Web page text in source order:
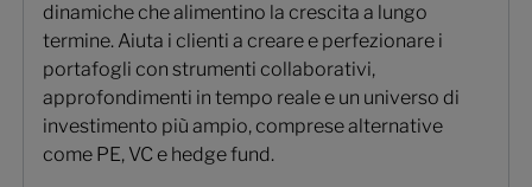
dinamiche che alimentino la crescita a lungo
termine. Aiuta i clienti a creare e perfezionare i
portafogli con strumenti collaborativi,
approfondimenti in tempo reale e un universo di
investimento più ampio, comprese alternative
come PE, VC e hedge fund.